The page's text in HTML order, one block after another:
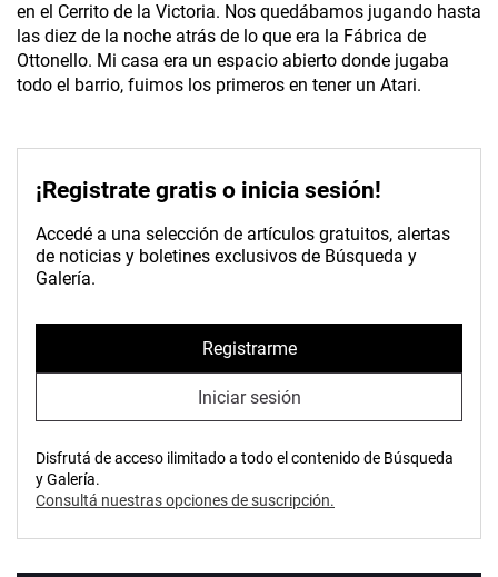
en el Cerrito de la Victoria. Nos quedábamos jugando hasta
las diez de la noche atrás de lo que era la Fábrica de
Ottonello. Mi casa era un espacio abierto donde jugaba
todo el barrio, fuimos los primeros en tener un Atari.
¡Registrate gratis o inicia sesión!
Accedé a una selección de artículos gratuitos, alertas
de noticias y boletines exclusivos de Búsqueda y
Galería.
Registrarme
Iniciar sesión
Disfrutá de acceso ilimitado a todo el contenido de Búsqueda
y Galería.
Consultá nuestras opciones de suscripción.